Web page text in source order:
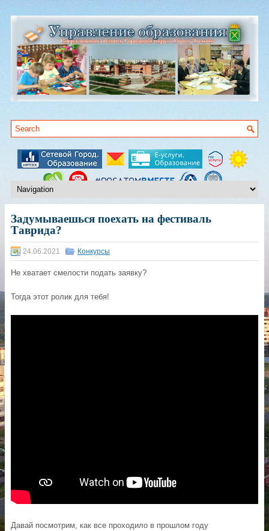
Задумываешься поехать на фестиваль
Таврида?
24.06.2021 Конкурсы
Не хватает смелости подать заявку?
Тогда этот ролик для тебя!
Давай посмотрим, как все проходило в прошлом году